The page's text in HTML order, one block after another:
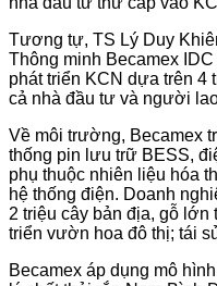
Tương tự, TS Lý Duy
Thông minh Becamex
phát triển KCN dựa trên 4
cả nhà đầu tư và người
Về môi trường, Becamex
thống pin lưu trữ BESS,
phụ thuộc nhiên liệu hóa
hệ thống điện. Doanh
2 triệu cây bản địa, gỗ lớn
triển vườn hoa đô thị; tái
Becamex áp dụng mô